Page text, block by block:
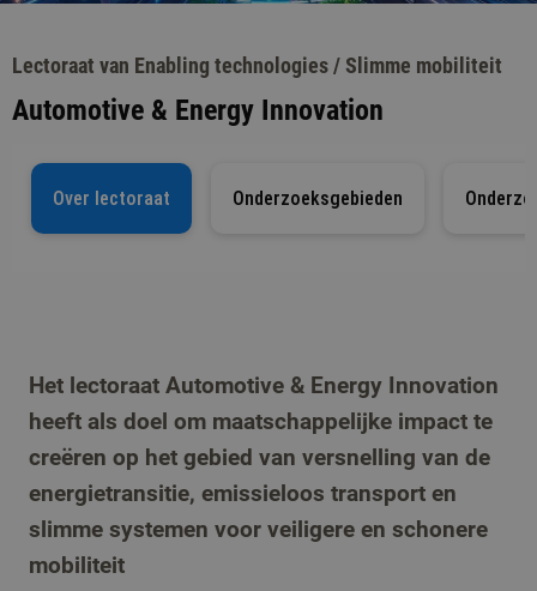
Lectoraat van Enabling technologies / Slimme mobiliteit
Automotive & Energy Innovation
Over lectoraat Onderzoeksgebieden
Het lectoraat Automotive & Energy Innovation
heeft als doel om maatschappelijke impact te
creëren op het gebied van versnelling van de
energietransitie, emissieloos transport en
slimme systemen voor veiligere en schonere
mobiliteit